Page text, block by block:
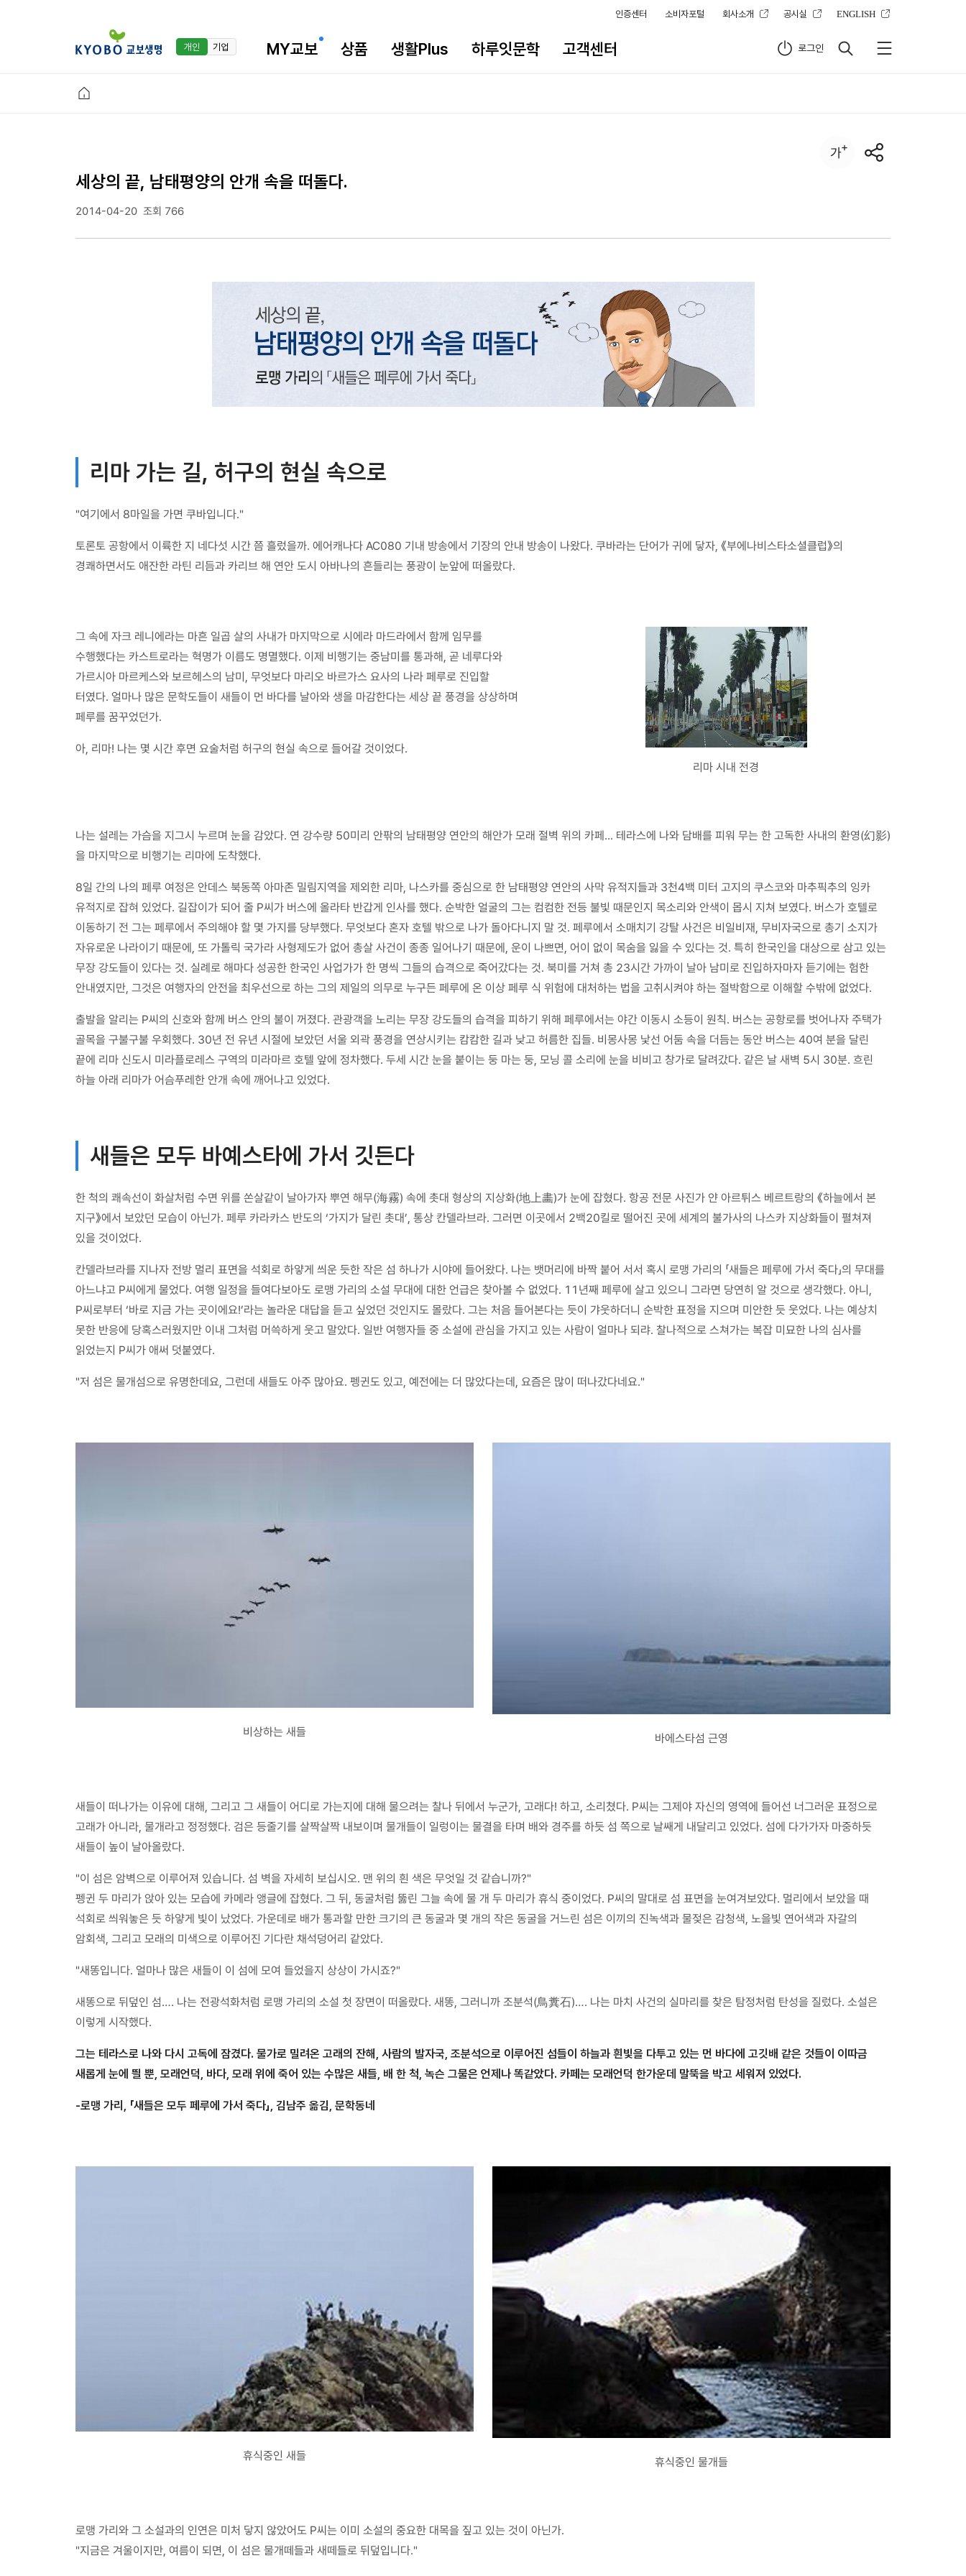
인증센터 소비자포털 회사소개 공시실 ENGLISH
개인 기업 MY교보 상품 생활Plus 하루잇문학 고객센터 로그인
세상의 끝, 남태평양의 안개 속을 떠돌다.
2014-04-20 조회 766
리마 가는 길, 허구의 현실 속으로
"여기에서 8마일을 가면 쿠바입니다."
토론토 공항에서 이륙한 지 네다섯 시간 쯤 흘렀을까. 에어캐나다 AC080 기내 방송에서 기장의 안내 방송이 나왔다. 쿠바라는 단어가 귀에 닿자, 《부에나비스타소셜클럽》의
경쾌하면서도 애잔한 라틴 리듬과 카리브 해 연안 도시 아바나의 흔들리는 풍광이 눈앞에 떠올랐다.
그 속에 자크 레니에라는 마흔 일곱 살의 사내가 마지막으로 시에라 마드라에서 함께 임무를
수행했다는 카스트로라는 혁명가 이름도 명멸했다. 이제 비행기는 중남미를 통과해, 곧 네루다와
가르시아 마르케스와 보르헤스의 남미, 무엇보다 마리오 바르가스 요사의 나라 페루로 진입할
터였다. 얼마나 많은 문학도들이 새들이 먼 바다를 날아와 생을 마감한다는 세상 끝 풍경을 상상하며
페루를 꿈꾸었던가.
아, 리마! 나는 몇 시간 후면 요술처럼 허구의 현실 속으로 들어갈 것이었다.
리마 시내 전경
나는 설레는 가슴을 지그시 누르며 눈을 감았다. 연 강수량 50미리 안팎의 남태평양 연안의 해안가 모래 절벽 위의 카페... 테라스에 나와 담배를 피워 무는 한 고독한 사내의 환영(幻影)
을 마지막으로 비행기는 리마에 도착했다.
8일 간의 나의 페루 여정은 안데스 북동쪽 아마존 밀림지역을 제외한 리마, 나스카를 중심으로 한 남태평양 연안의 사막 유적지들과 3천4백 미터 고지의 쿠스코와 마추픽추의 잉카
유적지로 잡혀 있었다. 길잡이가 되어 줄 P씨가 버스에 올라타 반갑게 인사를 했다. 순박한 얼굴의 그는 컴컴한 전등 불빛 때문인지 목소리와 안색이 몹시 지쳐 보였다. 버스가 호텔로
이동하기 전 그는 페루에서 주의해야 할 몇 가지를 당부했다. 무엇보다 혼자 호텔 밖으로 나가 돌아다니지 말 것. 페루에서 소매치기 강탈 사건은 비일비재, 무비자국으로 총기 소지가
자유로운 나라이기 때문에, 또 가톨릭 국가라 사형제도가 없어 총살 사건이 종종 일어나기 때문에, 운이 나쁘면, 어이 없이 목숨을 잃을 수 있다는 것. 특히 한국인을 대상으로 삼고 있는
무장 강도들이 있다는 것. 실례로 해마다 성공한 한국인 사업가가 한 명씩 그들의 습격으로 죽어갔다는 것. 북미를 거쳐 총 23시간 가까이 날아 남미로 진입하자마자 듣기에는 험한
안내였지만, 그것은 여행자의 안전을 최우선으로 하는 그의 제일의 의무로 누구든 페루에 온 이상 페루 식 위험에 대처하는 법을 고취시켜야 하는 절박함으로 이해할 수밖에 없었다.
출발을 알리는 P씨의 신호와 함께 버스 안의 불이 꺼졌다. 관광객을 노리는 무장 강도들의 습격을 피하기 위해 페루에서는 야간 이동시 소등이 원칙. 버스는 공항로를 벗어나자 주택가
골목을 구불구불 우회했다. 30년 전 유년 시절에 보았던 서울 외곽 풍경을 연상시키는 캄캄한 길과 낮고 허름한 집들. 비몽사몽 낯선 어둠 속을 더듬는 동안 버스는 40여 분을 달린
끝에 리마 신도시 미라플로레스 구역의 미라마르 호텔 앞에 정차했다. 두세 시간 눈을 붙이는 둥 마는 둥, 모닝 콜 소리에 눈을 비비고 창가로 달려갔다. 같은 날 새벽 5시 30분. 흐린
하늘 아래 리마가 어슴푸레한 안개 속에 깨어나고 있었다.
새들은 모두 바예스타에 가서 깃든다
한 척의 쾌속선이 화살처럼 수면 위를 쏜살같이 날아가자 뿌연 해무(海霧) 속에 촛대 형상의 지상화(地上畵)가 눈에 잡혔다. 항공 전문 사진가 얀 아르튀스 베르트랑의 《하늘에서 본
지구》에서 보았던 모습이 아닌가. 페루 카라카스 반도의 ‘가지가 달린 촛대’, 통상 칸델라브라. 그러면 이곳에서 2백20킬로 떨어진 곳에 세계의 불가사의 나스카 지상화들이 펼쳐져
있을 것이었다.
칸델라브라를 지나자 전방 멀리 표면을 석회로 하얗게 씌운 듯한 작은 섬 하나가 시야에 들어왔다. 나는 뱃머리에 바짝 붙어 서서 혹시 로맹 가리의 「새들은 페루에 가서 죽다」의 무대를
아느냐고 P씨에게 물었다. 여행 일정을 들여다보아도 로맹 가리의 소설 무대에 대한 언급은 찾아볼 수 없었다. 11년째 페루에 살고 있으니 그라면 당연히 알 것으로 생각했다. 아니,
P씨로부터 ‘바로 지금 가는 곳이에요!’라는 놀라운 대답을 듣고 싶었던 것인지도 몰랐다. 그는 처음 들어본다는 듯이 갸웃하더니 순박한 표정을 지으며 미안한 듯 웃었다. 나는 예상치
못한 반응에 당혹스러웠지만 이내 그처럼 머쓱하게 웃고 말았다. 일반 여행자들 중 소설에 관심을 가지고 있는 사람이 얼마나 되랴. 찰나적으로 스쳐가는 복잡 미묘한 나의 심사를
읽었는지 P씨가 애써 덧붙였다.
"저 섬은 물개섬으로 유명한데요, 그런데 새들도 아주 많아요. 펭귄도 있고, 예전에는 더 많았다는데, 요즘은 많이 떠나갔다네요."
비상하는 새들 바에스타섬 근영
새들이 떠나가는 이유에 대해, 그리고 그 새들이 어디로 가는지에 대해 물으려는 찰나 뒤에서 누군가, 고래다! 하고, 소리쳤다. P씨는 그제야 자신의 영역에 들어선 너그러운 표정으로
고래가 아니라, 물개라고 정정했다. 검은 등줄기를 살짝살짝 내보이며 물개들이 일렁이는 물결을 타며 배와 경주를 하듯 섬 쪽으로 날쌔게 내달리고 있었다. 섬에 다가가자 마중하듯
새들이 높이 날아올랐다.
"이 섬은 암벽으로 이루어져 있습니다. 섬 벽을 자세히 보십시오. 맨 위의 흰 색은 무엇일 것 같습니까?"
펭귄 두 마리가 앉아 있는 모습에 카메라 앵글에 잡혔다. 그 뒤, 동굴처럼 뚫린 그늘 속에 물 개 두 마리가 휴식 중이었다. P씨의 말대로 섬 표면을 눈여겨보았다. 멀리에서 보았을 때
석회로 씌워놓은 듯 하얗게 빛이 났었다. 가운데로 배가 통과할 만한 크기의 큰 동굴과 몇 개의 작은 동굴을 거느린 섬은 이끼의 진녹색과 물젖은 감청색, 노을빛 연어색과 자갈의
암회색, 그리고 모래의 미색으로 이루어진 기다란 채석덩어리 같았다.
"새똥입니다. 얼마나 많은 새들이 이 섬에 모여 들었을지 상상이 가시죠?"
새똥으로 뒤덮인 섬…. 나는 전광석화처럼 로맹 가리의 소설 첫 장면이 떠올랐다. 새똥, 그러니까 조분석(鳥糞石)…. 나는 마치 사건의 실마리를 찾은 탐정처럼 탄성을 질렀다. 소설은
이렇게 시작했다.
그는 테라스로 나와 다시 고독에 잠겼다. 물가로 밀려온 고래의 잔해, 사람의 발자국, 조분석으로 이루어진 섬들이 하늘과 흰빛을 다투고 있는 먼 바다에 고깃배 같은 것들이 이따금
새롭게 눈에 띌 뿐, 모래언덕, 바다, 모래 위에 죽어 있는 수많은 새들, 배 한 척, 녹슨 그물은 언제나 똑같았다. 카페는 모래언덕 한가운데 말뚝을 박고 세워져 있었다.
-로맹 가리, 「새들은 모두 페루에 가서 죽다」, 김남주 옮김, 문학동네
휴식중인 새들 휴식중인 물개들
로맹 가리와 그 소설과의 인연은 미처 닿지 않았어도 P씨는 이미 소설의 중요한 대목을 짚고 있는 것이 아닌가.
"지금은 겨울이지만, 여름이 되면, 이 섬은 물개떼들과 새떼들로 뒤덮입니다."